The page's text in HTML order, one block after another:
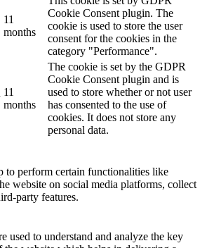
11
months
Cookie Consent plugin. The
cookie is used to store the user
consent for the cookies in the
category "Performance".
11
months
The cookie is set by the GDPR
Cookie Consent plugin and is
used to store whether or not user
has consented to the use of
cookies. It does not store any
personal data.
to perform certain functionalities like
website on social media platforms, collect
party features.
used to understand and analyze the key